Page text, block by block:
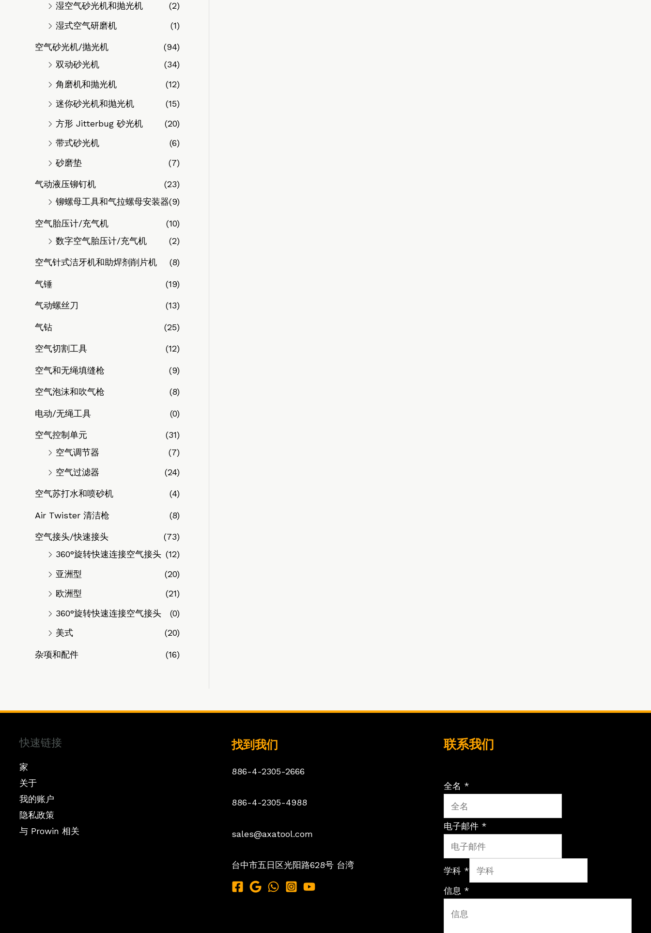
湿空气砂光机和抛光机
(2)
湿式空气研磨机
(1)
空气砂光机/抛光机
(94)
双动砂光机
(34)
角磨机和抛光机
(12)
迷你砂光机和抛光机
(15)
方形 Jitterbug 砂光机
(20)
带式砂光机
(6)
砂磨垫
(7)
气动液压铆钉机
(23)
铆螺母工具和气拉螺母安装器(9)
空气胎压计/充气机
(10)
数字空气胎压计/充气机
(2)
空气针式洁牙机和助焊剂削片机 (8)
气锤 (19)
气动螺丝刀 (13)
气钻 (25)
空气切割工具 (12)
空气和无绳填缝枪 (9)
空气泡沫和吹气枪 (8)
电动/无绳工具 (0)
空气控制单元
(31)
空气调节器
(7)
空气过滤器
(24)
空气苏打水和喷砂机 (4)
Air Twister 清洁枪 (8)
空气接头/快速接头
(73)
360°旋转快速连接空气接头 (12)
亚洲型
(20)
欧洲型
(21)
360°旋转快速连接空气接头
(0)
美式
(20)
杂项和配件 (16)
快速链接
家
关于
我的账户
隐私政策
与 Prowin 相关
找到我们
886-4-2305-2666
886-4-2305-4988
sales@axatool.com
台中市五日区光阳路628号 台湾
联系我们
全名 *
电子邮件 *
学科 *
信息 *